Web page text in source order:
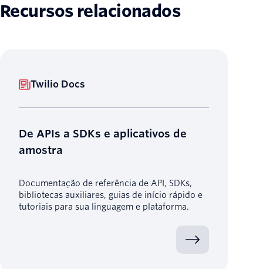
Recursos relacionados
Twilio Docs
De APIs a SDKs e aplicativos de
amostra
Documentação de referência de API, SDKs,
bibliotecas auxiliares, guias de início rápido e
tutoriais para sua linguagem e plataforma.